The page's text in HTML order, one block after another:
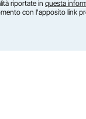
riportate in questa
con l'apposito link